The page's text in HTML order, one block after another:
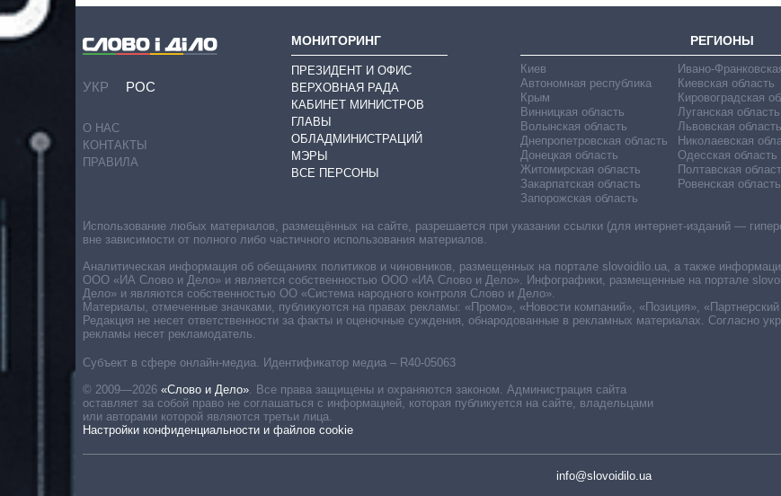
УКР РОС
О НАС
КОНТАКТЫ
ПРАВИЛА
МОНИТОРИНГ
ПРЕЗИДЕНТ И ОФИС
ВЕРХОВНАЯ РАДА
КАБИНЕТ МИНИСТРОВ
ГЛАВЫ
ОБЛАДМИНИСТРАЦИЙ
МЭРЫ
ВСЕ ПЕРСОНЫ
РЕГИОНЫ
Киев
Автономная республика
Крым
Винницкая область
Волынская область
Днепропетровская область
Донецкая область
Житомирская область
Закарпатская область
Запорожская область
Ивано-
Киевская область
Кировоградская
Луганская область
Львовская область
Николаевская
Одесская область
Полтавская
Ровенская область
Субъект в сфере онлайн-медиа. Идентификатор медиа – R40-05063
© 2009—2026 «Слово и Дело». Все права защищены и охраняются законом. Администрация сайта
оставляет за собой право не соглашаться с информацией, которая публикуется на сайте, владельцами
или авторами которой являются третьи лица.
Настройки конфиденциальности и файлов cookie
info@slovoidilo.ua
Использование любых материалов, размещённых на сайте, разрешается при указании ссылки (для интернет-изданий —
вне зависимости от полного либо частичного использования материалов.
Аналитическая информация об обещаниях политиков и чиновников, размещенных на портале slovoidilo.ua, а также
ООО «ИА Слово и Дело» и является собственностью ООО «ИА Слово и Дело». Инфографики, размещенные на портале
Дело» и являются собственностью ОО «Система народного контроля Слово и Дело».
Материалы, отмеченные значками, публикуются на правах рекламы: «Промо», «Новости компаний», «Позиция»,
Редакция не несет ответственности за факты и оценочные суждения, обнародованные в рекламных материалах. Согласно
рекламы несет рекламодатель.